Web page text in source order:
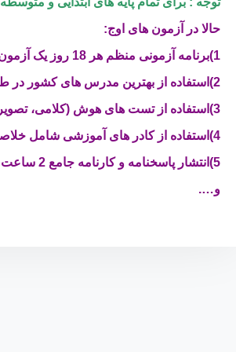
حالا در آزمون های اوج:
1)برنامه آزمونی منظم هر 18 روز یک آزمون
2)استفاده از بهترین مدرس های کشور در طراحی سوالات آزمون
3)استفاده از تست های هوش (کلامی، تصویری، دقت و ریاضی با ضریب تاثیر1)
4)استفاده از کادر های آموزشی شامل خلاصه کلیه مباحث آزمون
5)انتشار پاسخنامه و کارنامه جامع 2 ساعت پس از پایان آزمون
و….